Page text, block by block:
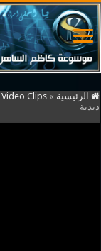
الرئيسية »
Video Clips
دندنة